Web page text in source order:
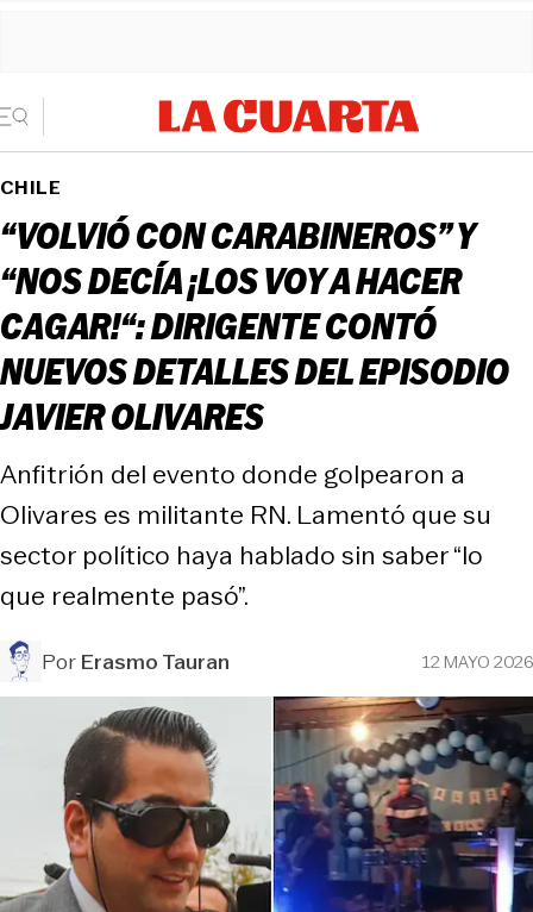
CHILE
“VOLVIÓ CON CARABINEROS” Y
“NOS DECÍA ¡LOS VOY A HACER
CAGAR!“: DIRIGENTE CONTÓ
NUEVOS DETALLES DEL EPISODIO
JAVIER OLIVARES
Anfitrión del evento donde golpearon a
Olivares es militante RN. Lamentó que su
sector político haya hablado sin saber “lo
que realmente pasó”.
PorErasmo Tauran 12 MAYO 2026